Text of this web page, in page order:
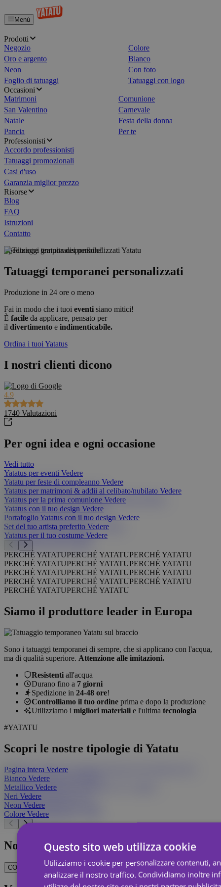
Menù
Prodotti
Negozio
Colore
Oro e argento
Bianco
Neon
Con foto
Foglio di tatuaggi
Tatuaggi con logo
Occasioni
Matrimoni
Comunione
San Valentino
Carnevale
Natale
Festa della donna
Pancia
Per te
Professionisti
Accordo professionisti
Tatuaggi promozionali
Casi d'uso
Garanzia miglior prezzo
Risorse
Blog
FAQ
Istruzioni
Contatto
Spedizione gratuita disponibile!
Tatuaggi temporanei personalizzati
Produzione in 24 ore o meno
Fai in modo che i tuoi eventi siano mitici!
È facile da applicare, pensato per
il divertimento e indimenticabile.
Ordina i tuoi Yatatus
I nostri clienti dicono
4.9
1740 Valutazioni
Per ogni idea e ogni occasione
Vedi tutto
Yatatus per eventi Vedere
Yatatu per feste di compleanno Vedere
Yatatus per matrimoni & addii al celibato/nubilato Vedere
Yatatus per la prima comunione Vedere
Yatatus con il tuo design Vedere
Portafoglio Yatatus con il tuo design Vedere
Set del tuo artista preferito Vedere
Yatatus per il tuo costume Vedere
PERCHÉ YATATUPERCHÉ YATATUPERCHÉ YATATU
PERCHÉ YATATUPERCHÉ YATATUPERCHÉ YATATU
PERCHÉ YATATUPERCHÉ YATATUPERCHÉ YATATU
PERCHÉ YATATUPERCHÉ YATATUPERCHÉ YATATU
PERCHÉ YATATUPERCHÉ YATATU
Siamo il produttore leader in Europa
Sono i tatuaggi temporanei di sempre, che si applicano con l'acqua,
ma di qualità superiore. Attenzione alle imitazioni.
Resistenti all'acqua
Durano fino a 7 giorni
Spedizione in 24-48 ore!
Controlliamo il tuo ordine prima e dopo la produzione
Utilizziamo i migliori materiali e l'ultima tecnologia
#YATATU
Scopri le nostre tipologie di Yatatu
Pagina intera Vedere
Bianco Vedere
Metallico Vedere
Neri Vedere
Neon Vedere
Colore Vedere
Non sei sicuro di cosa vuoi?
CONTATTACI
Questo sito web utilizza cookie
Utilizziamo i cookie per personalizzare contenuti,
analizzare il nostro traffico. Condividiamo inoltre